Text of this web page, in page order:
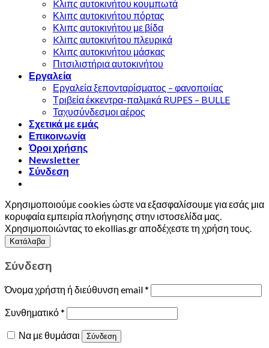
Kλιπς αυτοκινήτου κουμπωτά
Κλιπς αυτοκινήτου πόρτας
Κλιπς αυτοκινήτου με βίδα
Kλιπς αυτοκινήτου πλευρικά
Kλιπς αυτοκινήτου μάσκας
Πιτσιλιστήρια αυτοκινήτου
Εργαλεία
Εργαλεία ξεπονταρίσματος – φανοποιίας
Τριβεία έκκεντρα-παλμικά RUPES – BULLE
Ταχυσύνδεσμοι αέρος
Σχετικά με εμάς
Επικοινωνία
Όροι χρήσης
Newsletter
Σύνδεση
Χρησιμοποιούμε cookies ώστε να εξασφαλίσουμε για εσάς μια
κορυφαία εμπειρία πλοήγησης στην ιστοσελίδα μας.
Χρησιμοποιώντας το ekollias.gr αποδέχεστε τη χρήση τους.
Κατάλαβα
Σύνδεση
Όνομα χρήστη ή διεύθυνση email*
Συνθηματικό*
Να με θυμάσαι
Σύνδεση